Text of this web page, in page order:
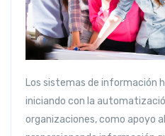
Los sistemas de información
iniciando con la
organizaciones, como apoyo